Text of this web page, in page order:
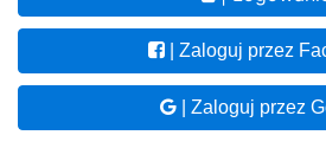
| Zaloguj przez
| Zaloguj przez